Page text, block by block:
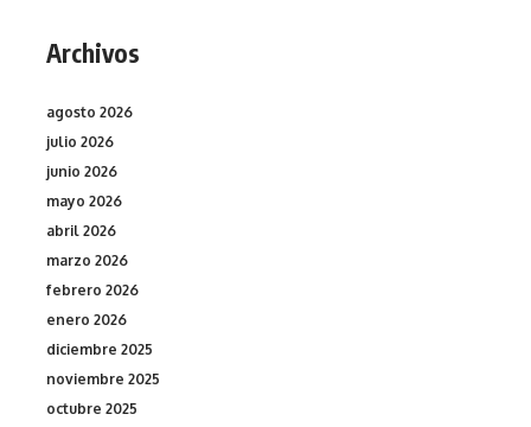
Archivos
agosto 2026
julio 2026
junio 2026
mayo 2026
abril 2026
marzo 2026
febrero 2026
enero 2026
diciembre 2025
noviembre 2025
octubre 2025